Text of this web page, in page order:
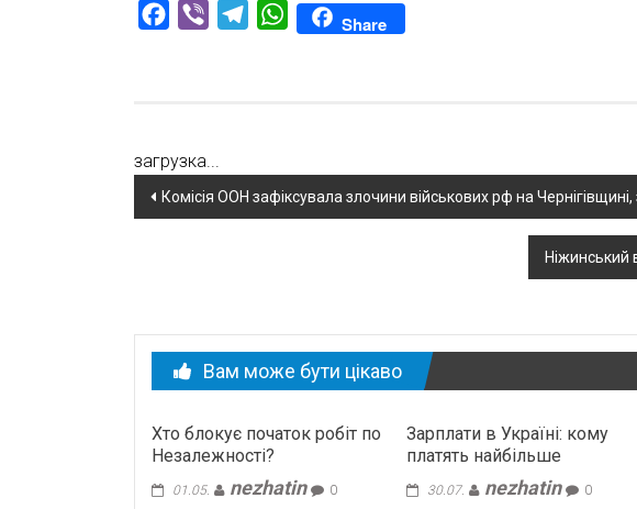
Facebook
Viber TelegramWhatsAppShare
загрузка...
Навігація
Комісія ООН зафіксувала злочини військових рф на
Ніжинський
Вам може бути цікаво
Хто блокує початок робіт по
Незалежності?
01.05. nezhatin 0
Зарплати в Україні: кому
платять найбільше
30.07. nezhatin 0